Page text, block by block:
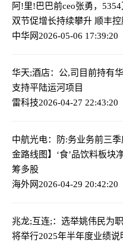
阿!里!巴巴前ceo张勇，
双节促增长持续攀升 顺丰
中华网2026-05-06 17:39:20
华天;酒店：公,司目前持有
支持平陆运河项目
雷科技2026-04-27 22:43:20
中航光电：防:务业务前三
金路线图】‘食’品饮料板块
筹多股
海外网2026-04-29 20:42:20
兆龙;互连;：选举姚伟民为
将举行2025年半年度业绩说